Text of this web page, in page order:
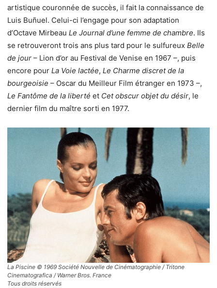
artistique couronnée de succès, il fait la connaissance de
Luis Buñuel. Celui-ci l’engage pour son adaptation
d’Octave Mirbeau Le Journal d’une femme de chambre. Ils
se retrouveront trois ans plus tard pour le sulfureux Belle
de jour – Lion d’or au Festival de Venise en 1967 –, puis
encore pour La Voie lactée, Le Charme discret de la
bourgeoisie – Oscar du Meilleur Film étranger en 1973 –,
Le Fantôme de la liberté et Cet obscur objet du désir, le
dernier film du maître sorti en 1977.
La Piscine © 1969 Société Nouvelle de Cinématographie / Tritone
Cinematografica / Warner Bros. France
Tous droits réservés